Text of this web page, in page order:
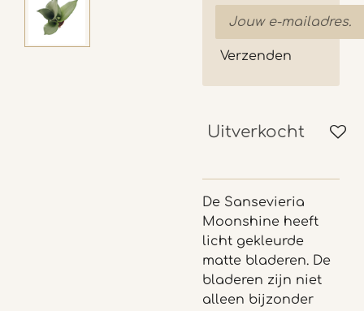
Verzenden
Uitverkocht
De Sansevieria
Moonshine heeft
licht gekleurde
matte bladeren. De
bladeren zijn niet
alleen bijzonder